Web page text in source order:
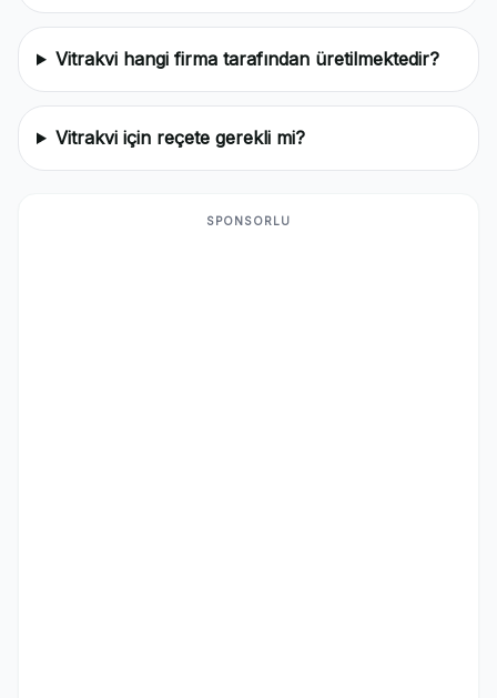
Vitrakvi hangi firma tarafından üretilmektedir?
Vitrakvi için reçete gerekli mi?
SPONSORLU